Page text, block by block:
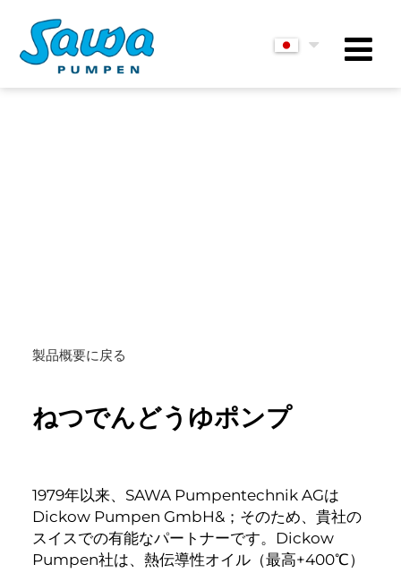
製品概要に戻る
ねつでんどうゆポンプ
1979年以来、SAWA Pumpentechnik AGは
Dickow Pumpen GmbH&；そのため、貴社の
スイスでの有能なパートナーです。Dickow
Pumpen社は、熱伝導性オイル（最高+400℃）